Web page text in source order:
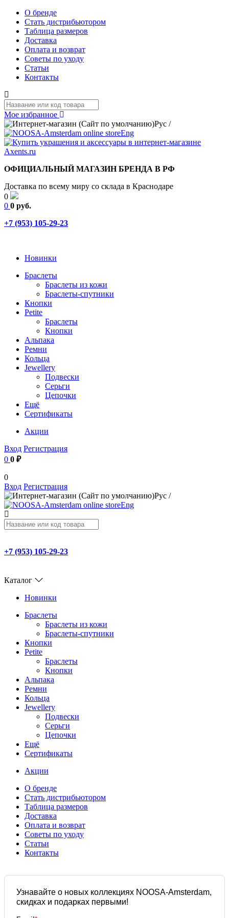
О бренде
Стать дистрибьютором
Таблица размеров
Доставка
Оплата и возврат
Советы по уходу
Статьи
Контакты
Мое избранное
Рус /
Eng
ОФИЦИАЛЬНЫЙ МАГАЗИН БРЕНДА В РФ
Доставка по всему миру со склада в Краснодаре
0
0 0 руб.
+7 (953) 105-29-23
Новинки
Браслеты
Браслеты из кожи
Браслеты-спутники
Кнопки
Petite
Браслеты
Кнопки
Альпака
Ремни
Кольца
Jewellery
Подвески
Серьги
Цепочки
Ещё
Сертификаты
Акции
Вход Регистрация
0 0 ₽
0
Вход Регистрация
Рус /
Eng
+7 (953) 105-29-23
Каталог
Новинки
Браслеты
Браслеты из кожи
Браслеты-спутники
Кнопки
Petite
Браслеты
Кнопки
Альпака
Ремни
Кольца
Jewellery
Подвески
Серьги
Цепочки
Ещё
Сертификаты
Акции
О бренде
Стать дистрибьютором
Таблица размеров
Доставка
Оплата и возврат
Советы по уходу
Статьи
Контакты
Узнавайте о новых коллекциях NOOSA-Amsterdam,
скидках и подарках первыми!